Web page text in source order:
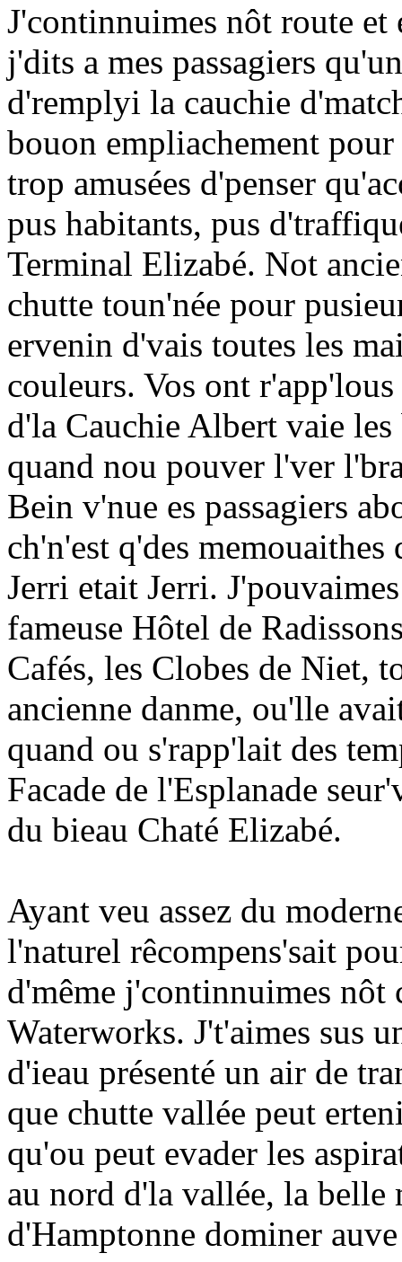
J'continnuimes nôt route et
j'dits a mes passagiers
d'remplyi la cauchie
bouon empliachement
trop amusées d'penser
pus habitants, pus
Terminal Elizabé. Not
chutte toun'née pour
ervenin d'vais toutes les
couleurs. Vos ont
d'la Cauchie Albert vaie
quand nou pouver l'ver
Bein v'nue es passagiers
ch'n'est q'des
Jerri etait Jerri.
fameuse Hôtel de
Cafés, les Clobes de Niet,
ancienne danme, ou'lle
quand ou s'rapp'lait des
Facade de l'Esplanade
du bieau Chaté Elizabé.
Ayant veu assez du
l'naturel rêcompens'sait
d'même j'continnuimes nôt
Waterworks. J't'aimes sus
d'ieau présenté un air de
que chutte vallée peut
qu'ou peut evader les
au nord d'la vallée, la belle
d'Hamptonne dominer